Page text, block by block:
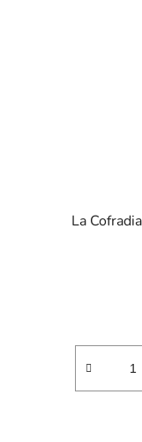
La